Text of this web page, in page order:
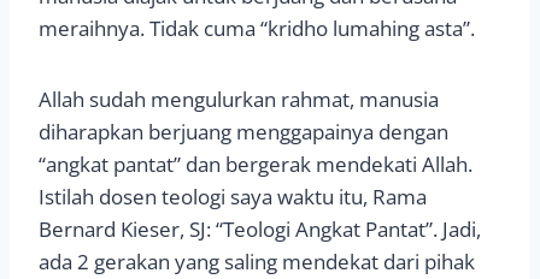
meraihnya. Tidak cuma “kridho lumahing asta”.
Allah sudah mengulurkan rahmat, manusia
diharapkan berjuang menggapainya dengan
“angkat pantat” dan bergerak mendekati Allah.
Istilah dosen teologi saya waktu itu, Rama
Bernard Kieser, SJ: “Teologi Angkat Pantat”. Jadi,
ada 2 gerakan yang saling mendekat dari pihak